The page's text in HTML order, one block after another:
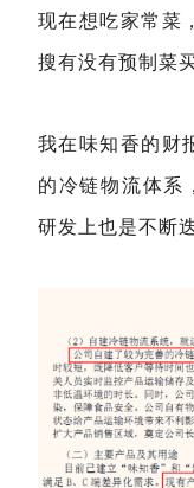
现在想吃家常菜
搜有没有预制菜
我在味知香的财
的冷链物流体系
研发上也是不断